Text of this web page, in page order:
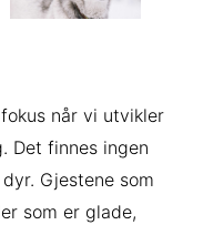
når vi utvikler
Det finnes ingen
Gjestene som
som er glade,